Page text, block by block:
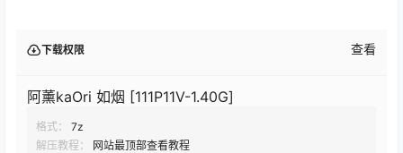
下载权限 查看
阿薰kaOri 如烟 [111P11V-1.40G]
格式：
7z
解压教程：
网站最顶部查看教程